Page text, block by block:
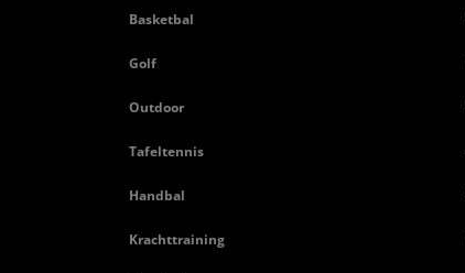
Basketbal
Golf
Outdoor
Tafeltennis
Handbal
Krachttraining